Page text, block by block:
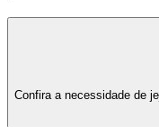
Confira a necessidade de